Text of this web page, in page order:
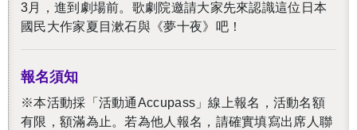
3月，進到劇場前。歌劇院邀請大家先來認識這位日本
國民大作家夏目漱石與《夢十夜》吧！
報名須知
※本活動採「活動通Accupass」線上報名，活動名額
有限，額滿為止。若為他人報名，請確實填寫出席人聯